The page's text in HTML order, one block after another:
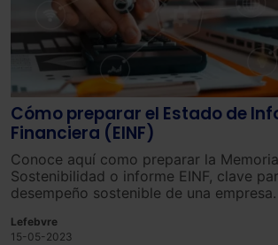
Cómo preparar el Estado de
Financiera (EINF)
Conoce aquí como preparar la
Sostenibilidad o informe EINF, clave
desempeño sostenible de una empresa.
Lefebvre
15-05-2023